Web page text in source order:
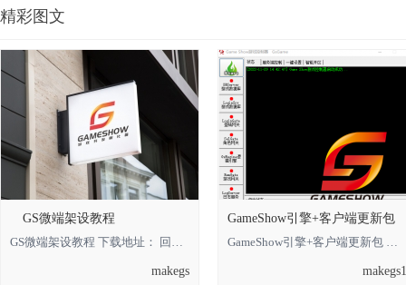
精彩图文
GS微端架设教程
GS微端架设教程 下载地址： 回复可见 **** 本内容被作者隐藏 ****
makegs
GameShow引擎+客户端更新包
GameShow引擎+客户端更新包 下载地址： 回复可见 **** 本内容被作者隐藏 **** *
makegs1